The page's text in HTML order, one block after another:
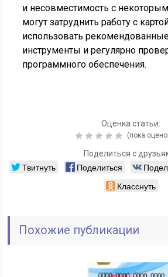
и несовместимость с
могут затруднить работу с
использовать
инструменты и регулярно
программного обеспечения.
Оценка статьи:
(пока
Поделиться с
Твитнуть Поделиться
Класснуть
Похожие публикации